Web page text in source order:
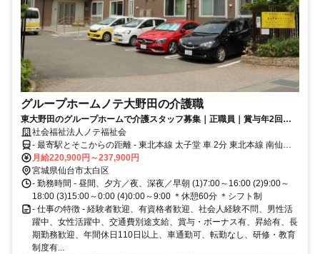
グループホームノテ大野田の介護職
東大野田のグループホームで介護スタッフ募集｜正職員｜賞与年2回｜
住宅手当あり｜年間休日113日｜福利厚生充実
社会福祉法人ノテ福祉会
- 最寄駅とそこからの距離 - 東北本線 太子堂 車 2分 東北本線 南仙台
車 4分 仙台市営南北線 富沢 車 6分 「東大野田バス停」下車、徒歩3
分
月給220,900円～237,900円
宮城県仙台市太白区
- 勤務時間 - 昼間、夕方／夜、深夜／早朝 (1)7:00～16:00 (2)9:00～
18:00 (3)15:00～0:00 (4)0:00～9:00 ＊休憩60分 ＊シフト制
- 仕事の特徴 - 経験者歓迎、有資格者歓迎、社会人経験不問、男性活
躍中、女性活躍中、交通費別途支給、賞与・ボーナス有、昇給有、長
期勤務歓迎、年間休日110日以上、車通勤可、転勤なし、研修・教育
制度有...